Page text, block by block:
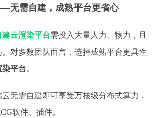
无需自建，成熟平台更省心
建云渲染平台需投入大量人力、物力，且
对多数团队而言，选择成熟平台更具性
染平台。
无需自建即可享受万核级分布式算力，
软件、插件。